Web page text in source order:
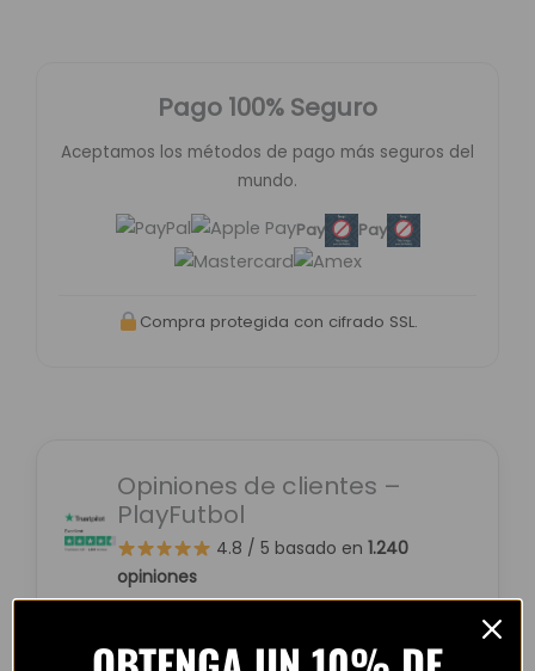
Pago 100% Seguro
Aceptamos los métodos de pago más seguros del
mundo.
Pay Pay
Compra protegida con cifrado SSL.
Opiniones de clientes –
PlayFutbol
4.8 / 5 basado en 1.240
opiniones